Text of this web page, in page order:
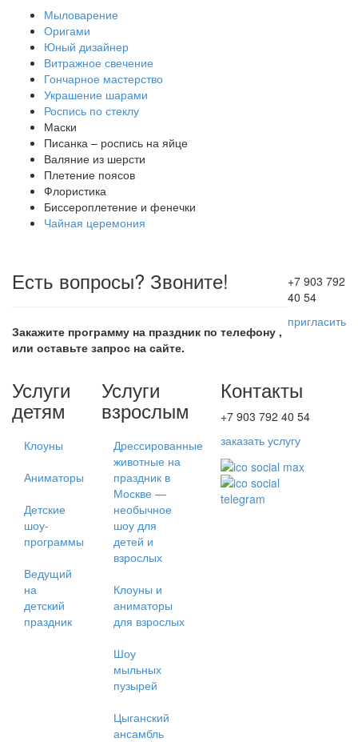
Мыловарение
Оригами
Юный дизайнер
Витражное свечение
Гончарное мастерство
Украшение шарами
Роспись по стеклу
Маски
Писанка – роспись на яйце
Валяние из шерсти
Плетение поясов
Флористика
Биссероплетение и фенечки
Чайная церемония
Есть вопросы? Звоните!
Закажите программу на праздник по телефону ,
или оставьте запрос на сайте.
+7 903 792
40 54
пригласить
Услуги
детям
Клоуны
Аниматоры
Детские
шоу-
программы
Ведущий
на
детский
праздник
Услуги
взрослым
Дрессированные
животные на
праздник в
Москве —
необычное
шоу для
детей и
взрослых
Клоуны и
аниматоры
для взрослых
Шоу
мыльных
пузырей
Цыганский
ансамбль
Контакты
+7 903 792 40 54
заказать услугу